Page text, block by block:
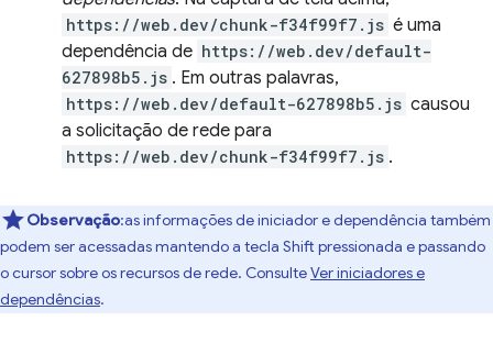
https://web.dev/chunk-f34f99f7.js é uma
dependência de https://web.dev/default-
627898b5.js . Em outras palavras,
https://web.dev/default-627898b5.js causou
a solicitação de rede para
https://web.dev/chunk-f34f99f7.js .
Observação:as informações de iniciador e dependência também
podem ser acessadas mantendo a tecla Shift pressionada e passando
o cursor sobre os recursos de rede. ConsulteVer iniciadores e
dependências.